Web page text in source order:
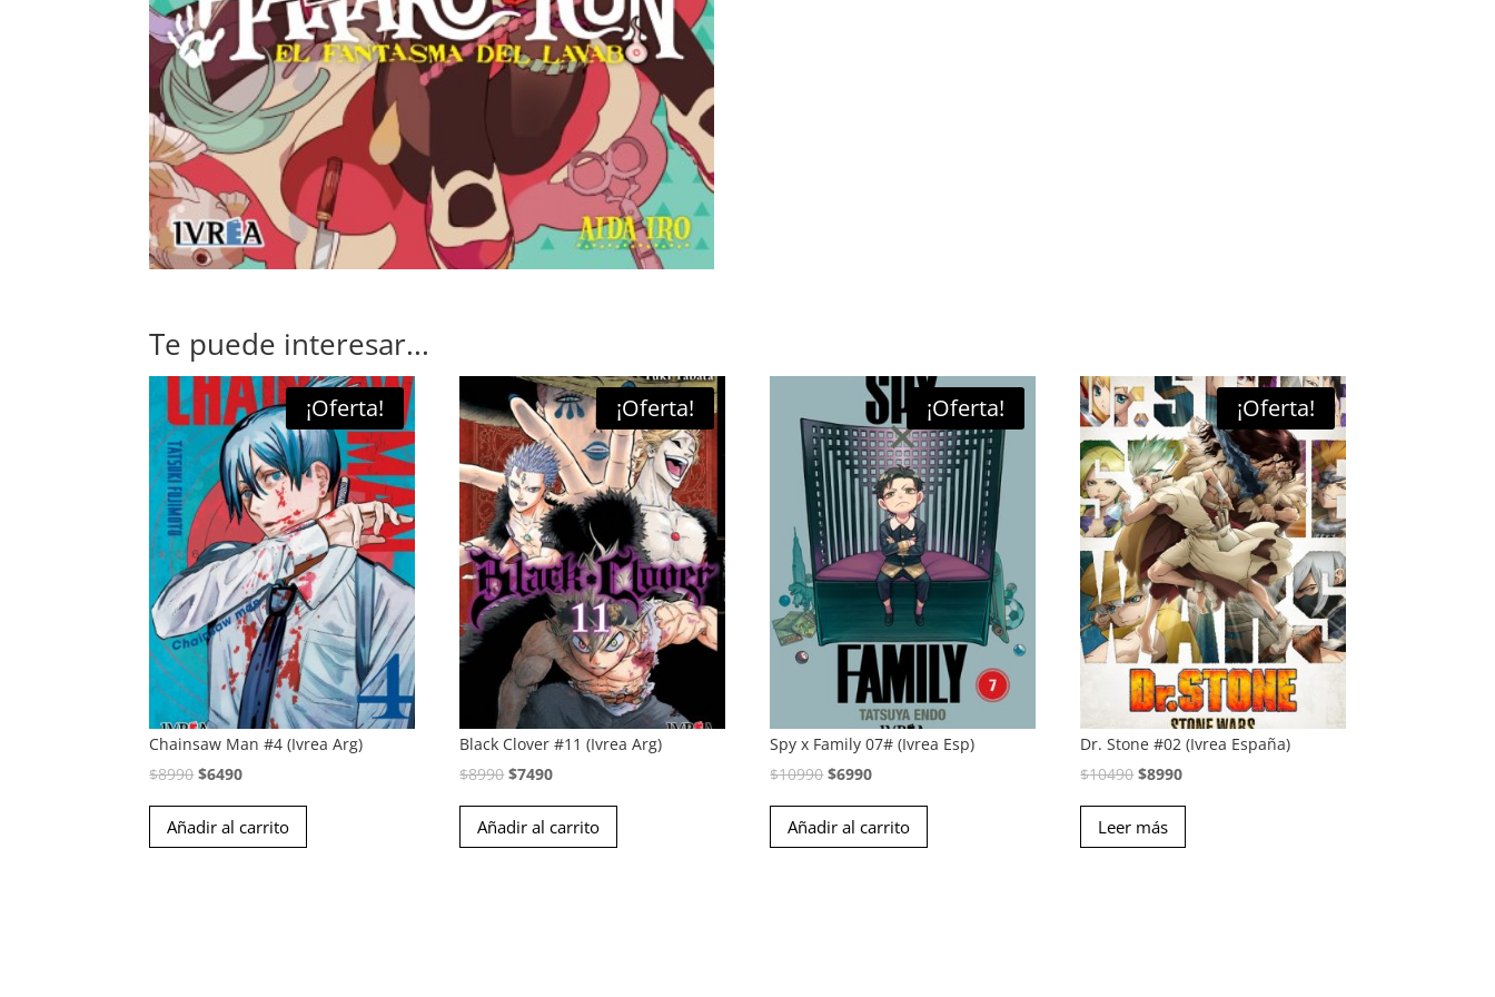
Te puede interesar...
¡Oferta!
Chainsaw Man #4 (Ivrea Arg)
$8990El
precio
original
$6490El
precio
actual
Añadir al carrito
¡Oferta!
Black Clover #11 (Ivrea Arg)
$8990El
precio
original
$7490El
precio
actual
Añadir al carrito
¡Oferta!
Spy x Family 07# (Ivrea Esp)
$10990El
precio
original
$6990El
precio
actual
Añadir al carrito
¡Oferta!
Dr. Stone #02 (Ivrea España)
$10490El
precio
original
$8990El
precio
Leer más